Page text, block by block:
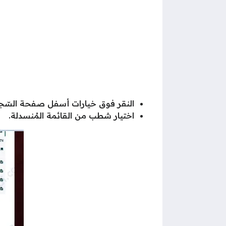
النقر فوق خيارات أسفل صفحة
اختيار شطب من القائمة المُنسدلة.